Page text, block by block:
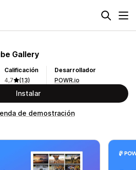
Gallery
Calificación
4,7
(13)
Desarrollador
POWR.io
Instalar
de demostración